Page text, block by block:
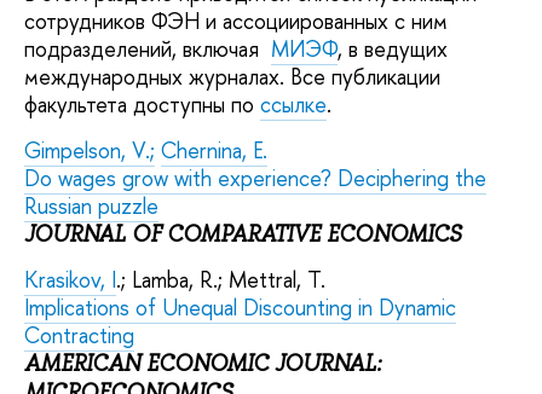
сотрудников ФЭН и ассоциированных с ним
подразделений, включая МИЭФ, в ведущих
международных журналах. Все публикации
факультета доступны по ссылке.
Gimpelson, V.; Chernina, E.
Do wages grow with experience? Deciphering the
Russian puzzle
JOURNAL OF COMPARATIVE ECONOMICS
Krasikov, I.; Lamba, R.; Mettral, T.
Implications of Unequal Discounting in Dynamic
Contracting
AMERICAN ECONOMIC JOURNAL: